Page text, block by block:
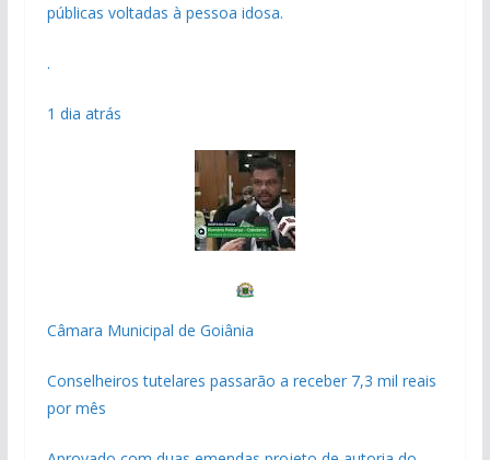
públicas voltadas à pessoa idosa.
.
1 dia atrás
Câmara Municipal de Goiânia
Conselheiros tutelares passarão a receber 7,3 mil reais
por mês